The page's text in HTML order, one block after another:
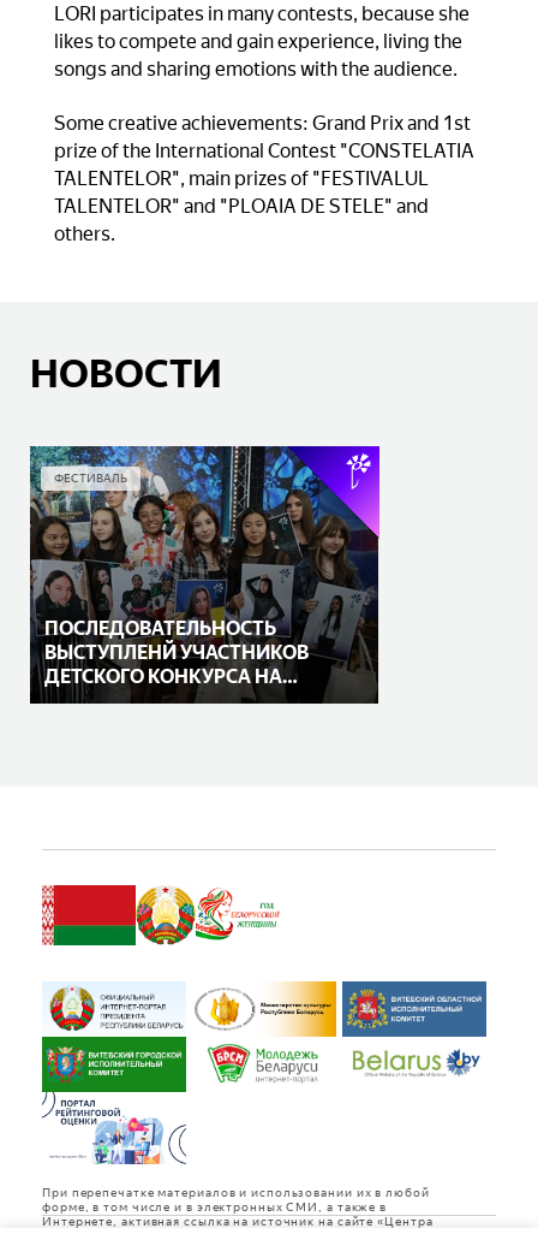
LORI participates in many contests, because she
likes to compete and gain experience, living the
songs and sharing emotions with the audience.
Some creative achievements: Grand Prix and 1st
prize of the International Contest "CONSTELATIA
TALENTELOR", main prizes of "FESTIVALUL
TALENTELOR" and "PLOAIA DE STELE" and
others.
НОВОСТИ
ФЕСТИВАЛЬ
ПОСЛЕДОВАТЕЛЬНОСТЬ
ВЫСТУПЛЕНЙ УЧАСТНИКОВ
ДЕТСКОГО КОНКУРСА НА
«СЛАВЯНСКОМ БАЗАРЕ В
При перепечатке материалов и использовании их в любой
форме, в том числе и в электронных СМИ, а также в
Интернете, активная ссылка на источник на сайте «Центра